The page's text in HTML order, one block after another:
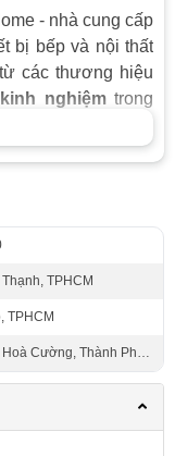
- nhà cung cấp
bị bếp và nội thất
các thương hiệu
nghiệmtrong
đa dạng các
nhu cầu và sở
đầu
dầu mỡ, mang
của bạn.
nóng thức ăn
và nấu nướng
TPHCM
TPHCM
Cường, Thành Phố